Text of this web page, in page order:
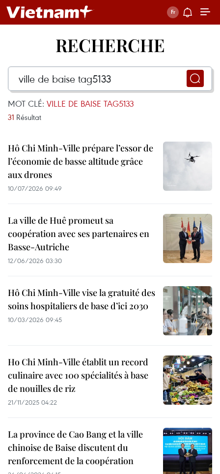
RECHERCHE
MOT CLÉ: VILLE DE BAISE TAG5133
31 Résultat
Hô Chi Minh-Ville prépare l’essor de
l’économie de basse altitude grâce
aux drones
10/07/2026 09:49
La ville de Huê promeut sa
coopération avec ses partenaires en
Basse-Autriche
12/06/2026 03:30
Hô Chi Minh-Ville vise la gratuité des
soins hospitaliers de base d’ici 2030
10/03/2026 09:45
Ho Chi Minh-Ville établit un record
culinaire avec 100 spécialités à base
de nouilles de riz
21/11/2025 04:22
La province de Cao Bang et la ville
chinoise de Baise discutent du
renforcement de la coopération